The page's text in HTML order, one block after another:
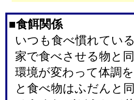
■食餌関係
いつも食べ慣れている
家で食べさせる物と
環境が変わって体調
と食べ物はふだんと